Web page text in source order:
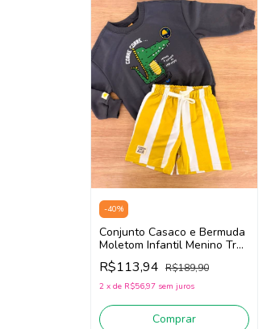
-40%
Conjunto Casaco e Bermuda
Moletom Infantil Menino Três
e Já 62478 (Cinza/Amarelo)
R$113,94 R$189,90
2 x de R$56,97 sem juros
Comprar